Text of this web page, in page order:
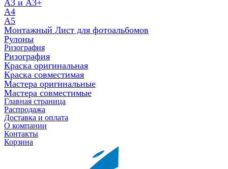
A3 и А3+
А4
А5
Монтажный Лист для фотоальбомов
Рулоны
Ризография
Ризография
Краска оригинальная
Краска совместимая
Мастера оригинальные
Мастера совместимые
Главная страница
Распродажа
Доставка и оплата
О компании
Контакты
Корзина